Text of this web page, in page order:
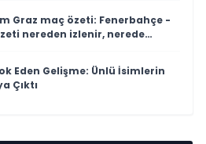
Graz maç özeti: Fenerbahçe -
nereden izlenir, nerede
Eden Gelişme: Ünlü İsimlerin
Çıktı